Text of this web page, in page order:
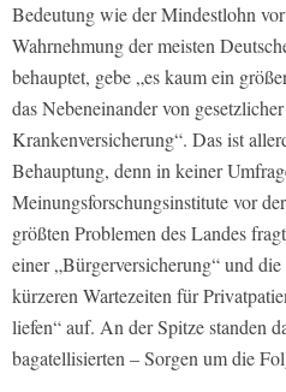
Bedeutung wie der Mindestlohn
Wahrnehmung der meisten
behauptet, gebe „es kaum ein
das Nebeneinander von
Krankenversicherung“. Das ist
Behauptung, denn in keiner
Meinungsforschungsinstitute vor
größten Problemen des Landes
einer „Bürgerversicherung“ und
kürzeren Wartezeiten für
liefen“ auf. An der Spitze standen
bagatellisierten – Sorgen um die